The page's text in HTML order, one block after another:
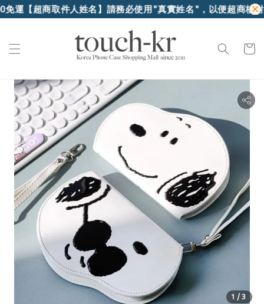
商取件人姓名】請務必使用"真實姓名"，以便超商核對身份證
1 /3